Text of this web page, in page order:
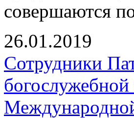
совершаются
26.01.2019
Сотрудники